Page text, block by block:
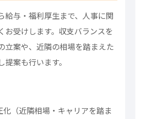
給与・福利厚生まで、人事に関
お受けします。収支バランスを
立案や、近隣の相場を踏まえた
案も行います。
（近隣相場・キャリアを踏ま